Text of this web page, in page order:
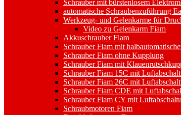
Schrauber mit bürstenlosem
automatische Schraubenzuführung
Werkzeug- und Gelenkarme für
Video zu Gelenkarm Fiam
Akkuschrauber Fiam
Schrauber Fiam mit
Schrauber Fiam ohne Kupplung
Schrauber Fiam mit
Schrauber Fiam 15C mit
Schrauber Fiam 26C mit
Schrauber Fiam CDE mit
Schrauber Fiam CY mit
Schraubmotoren Fiam